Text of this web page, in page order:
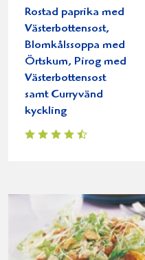
Rostad paprika med
Västerbottensost,
Blomkålssoppa med
Örtskum, Pirog med
Västerbottensost
samt Curryvänd
kyckling